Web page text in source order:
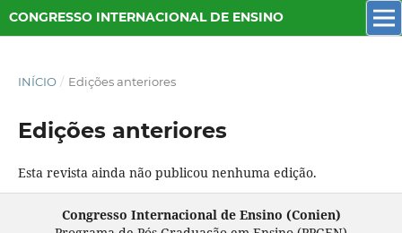
CONGRESSO INTERNACIONAL DE ENSINO
INÍCIO / Edições anteriores
Edições anteriores
Esta revista ainda não publicou nenhuma edição.
Congresso Internacional de Ensino (Conien)